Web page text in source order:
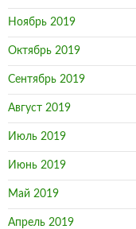
Ноябрь 2019
Октябрь 2019
Сентябрь 2019
Август 2019
Июль 2019
Июнь 2019
Май 2019
Апрель 2019